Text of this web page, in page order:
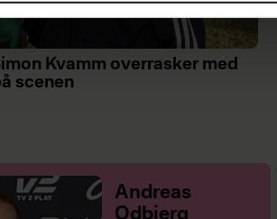
Kvamm overrasker med
scenen
Andreas
Odbjerg